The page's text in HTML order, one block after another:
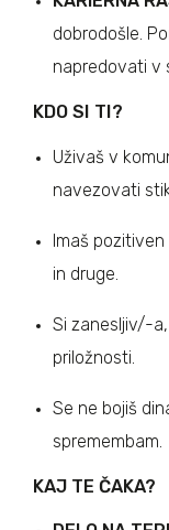
dobrodošle.
napredovati v
KDO SI TI?
Uživaš v
navezovati
Imaš
in druge.
Si zanesljiv/-
priložnosti.
Se ne bojiš
spremembam.
KAJ TE ČAKA?